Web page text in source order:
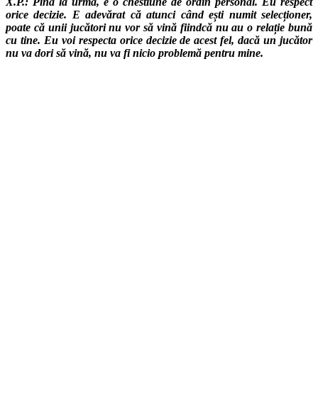
orice decizie. E adevărat că atunci când ești numit selecționer,
poate că unii jucători nu vor să vină fiindcă nu au o relație bună
cu tine. Eu voi respecta orice decizie de acest fel, dacă un jucător
nu va dori să vină, nu va fi nicio problemă pentru mine.